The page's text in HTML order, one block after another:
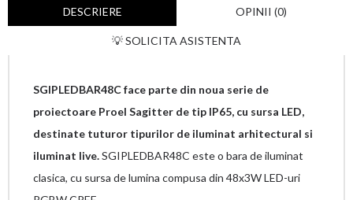
DESCRIERE OPINII (0)
💡 SOLICITA ASISTENTA
SGIPLEDBAR48C face parte din noua serie de
proiectoare Proel Sagitter de tip IP65, cu sursa LED,
destinate tuturor tipurilor de iluminat arhitectural si
iluminat live.SGIPLEDBAR48C este o bara de iluminat
clasica, cu sursa de lumina compusa din 48x3W LED-uri